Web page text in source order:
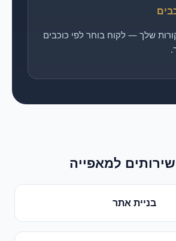
שלך — לקוח בוחר לפי כוכבים
למאפייה
בניית אתר